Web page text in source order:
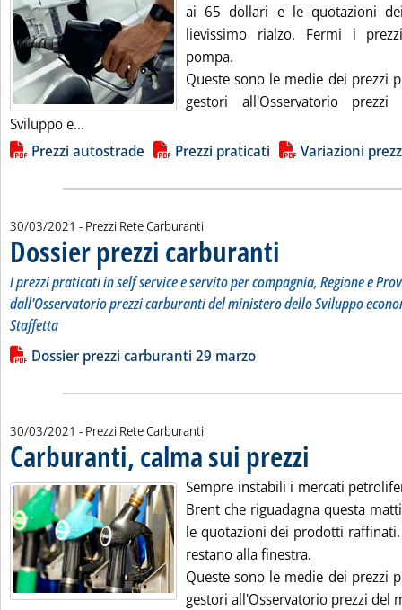
ai 65 dollari e le quotazioni
lievissimo rialzo. Fermi i
pompa.
Queste sono le medie dei prezzi
gestori all'Osservatorio
Sviluppo e...
Lista allegati PDF alla notizia
Prezzi autostrade Prezzi praticati Variazioni
30/03/2021 - Prezzi Rete Carburanti
Dossier prezzi carburanti
I prezzi praticati in self service e servito per compagnia, Regione e
dall'Osservatorio prezzi carburanti del ministero dello Sviluppo
Staffetta
Leggi tutta la notizia: 'Dossier prezzi carburanti'
Lista allegati PDF alla notizia
Dossier prezzi carburanti 29 marzo
30/03/2021 - Prezzi Rete Carburanti
Carburanti, calma sui prezzi
Sempre instabili i mercati
Brent che riguadagna questa
le quotazioni dei prodotti
restano alla finestra.
Queste sono le medie dei prezzi
gestori all'Osservatorio prezzi del